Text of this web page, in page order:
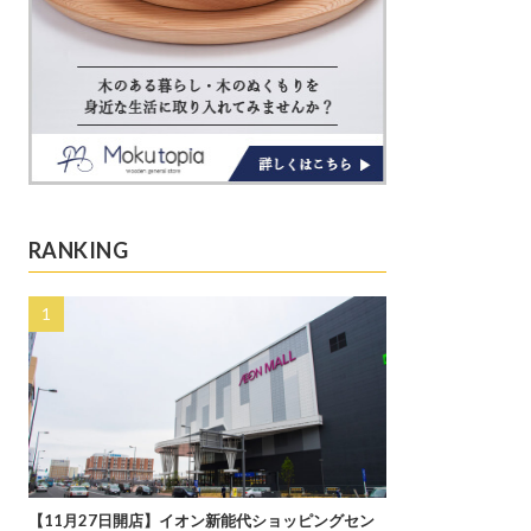
RANKING
【11月27日開店】イオン新能代ショッピングセン